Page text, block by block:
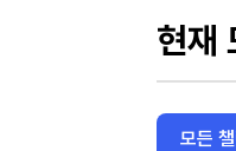
현재
모든 챌